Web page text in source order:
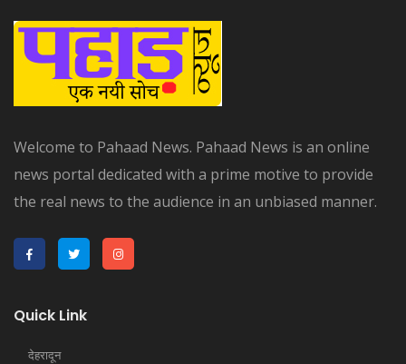
Welcome to Pahaad News. Pahaad News is an online
news portal dedicated with a prime motive to provide
the real news to the audience in an unbiased manner.
Quick Link
देहरादून